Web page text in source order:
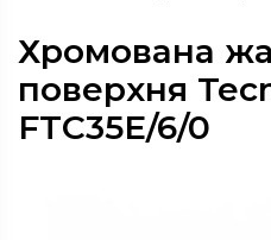
Хромована
поверхня
FTC35E/6/0